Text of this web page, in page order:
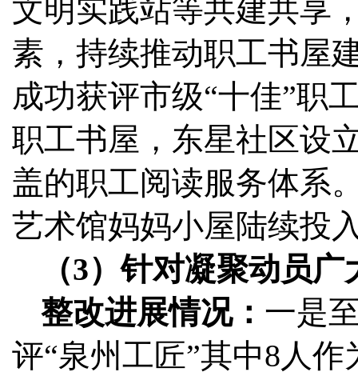
文明实践站等共建共享
素，持续推动职工书屋
成功获评市级“十佳”职
职工书屋，东星社区设
盖的职工阅读服务体系
艺术馆妈妈小屋陆续投
（3）针对凝聚动员
整改进展情况： 一是
评“泉州工匠”其中8人